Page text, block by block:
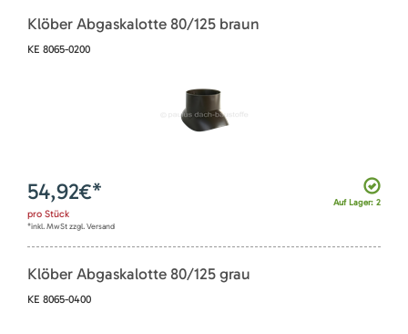
Klöber Abgaskalotte 80/125 braun
KE 8065-0200
Auf Lager: 2
54,92€*
pro Stück
*inkl. MwSt zzgl. Versand
Klöber Abgaskalotte 80/125 grau
KE 8065-0400